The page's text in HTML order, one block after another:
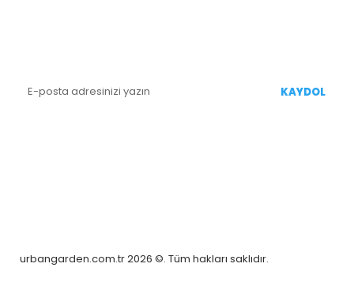
KAYDOL
urbangarden.com.tr 2026 ©. Tüm hakları saklıdır.